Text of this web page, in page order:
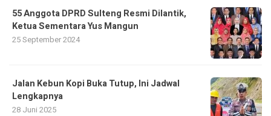
55 Anggota DPRD Sulteng Resmi Dilantik,
Ketua Sementara Yus Mangun
25 September 2024
Jalan Kebun Kopi Buka Tutup, Ini Jadwal
Lengkapnya
28 Juni 2025